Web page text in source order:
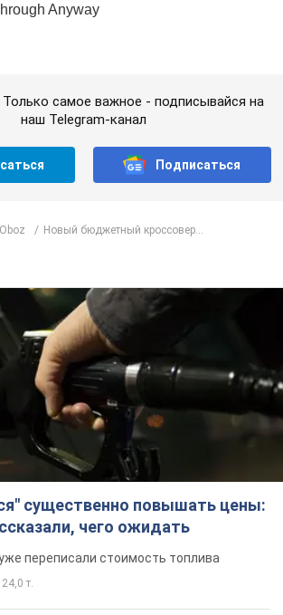
самое важное - подписывайся на
наш Telegram-канал
Подписаться
Новый бюджетный кроссовер...
существенно повышать цены:
чего ожидать
переписали стоимость топлива
24,0 т.